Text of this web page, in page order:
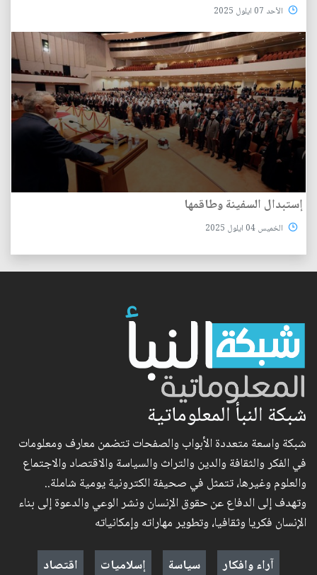
الأحد 07 ايلول 2025
إستبدال السفينة وطاقمها
الخميس 04 ايلول 2025
شبكة النبأ المعلوماتية
شبكة واسعة متعددة الأبواب والصفحات تتضمن معارف ومعلومات
في الفكر والثقافة والدين والتراث والسياسة والاقتصاد والاجتماع
والعلوم وغيرها، تتمثل في صحيفة الكترونية يومية شاملة..
وتهدف إلى الدفاع عن حقوق الإنسان ونشر الوعي والدعوة إلى بناء
الإنسان فكريا وثقافيا، وتطوير مهاراته وإمكانياته
آراء وافكار
سياسة إسلاميات اقتصاد